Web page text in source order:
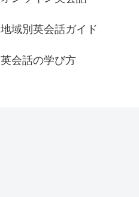
地域別英会話ガイド
英会話の学び方